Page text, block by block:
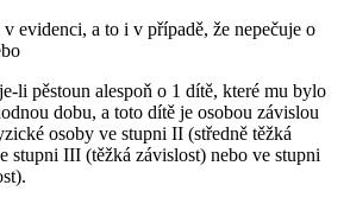
evidenci, a to i v případě, že nepečuje o
li pěstoun alespoň o 1 dítě, které mu bylo
dobu, a toto dítě je osobou závislou
osoby ve stupni II (středně těžká
stupni III (těžká závislost) nebo ve stupni